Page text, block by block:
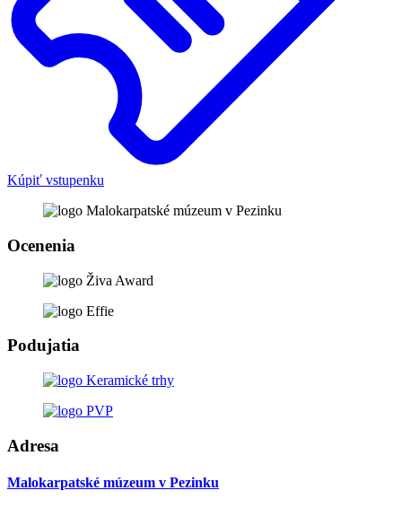
Kúpiť vstupenku
Ocenenia
Podujatia
Adresa
Malokarpatské múzeum v Pezinku